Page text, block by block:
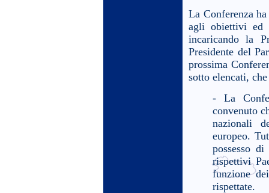
La Conferenza
agli obiettivi ed
incaricando la
Presidente del
prossima
sotto elencati,
- La
convenuto
nazionali
europeo.
possesso
rispettivi
funzione
rispettate.